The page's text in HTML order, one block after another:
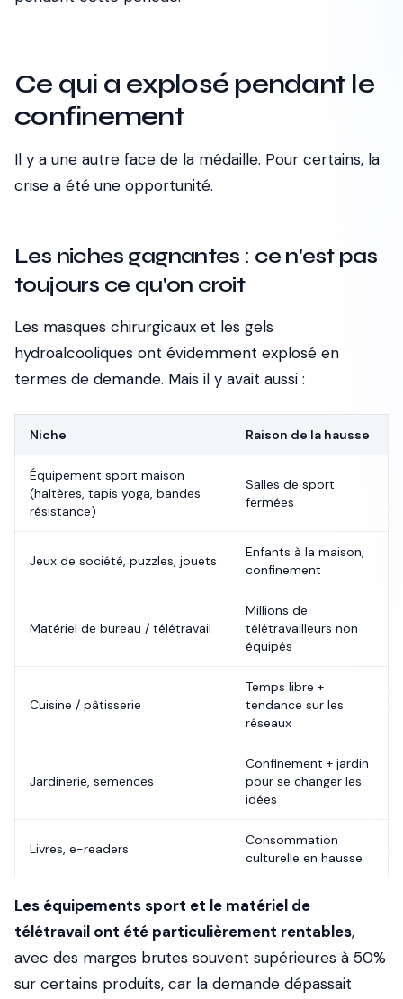
Ce qui a explosé pendant le
confinement
Il y a une autre face de la médaille. Pour certains, la
crise a été une opportunité.
Les niches gagnantes : ce n'est pas
toujours ce qu'on croit
Les masques chirurgicaux et les gels
hydroalcooliques ont évidemment explosé en
termes de demande. Mais il y avait aussi :
Niche Raison de la hausse
Équipement sport maison
(haltères, tapis yoga, bandes
résistance)
Salles de sport
fermées
Jeux de société, puzzles, jouets
Enfants à la maison,
confinement
Matériel de bureau / télétravail
Millions de
télétravailleurs non
équipés
Cuisine / pâtisserie
Temps libre +
tendance sur les
réseaux
Jardinerie, semences
Confinement + jardin
pour se changer les
idées
Livres, e-readers
Consommation
culturelle en hausse
Les équipements sport et le matériel de
télétravail ont été particulièrement rentables,
avec des marges brutes souvent supérieures à 50%
sur certains produits, car la demande dépassait